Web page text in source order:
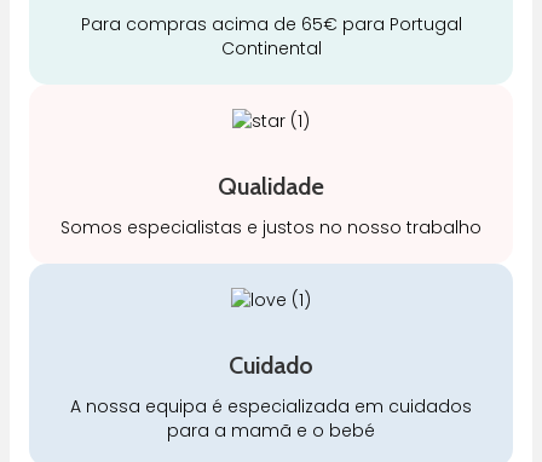
Para compras acima de 65€ para Portugal
Continental
Qualidade
Somos especialistas e justos no nosso trabalho
Cuidado
A nossa equipa é especializada em cuidados
para a mamã e o bebé